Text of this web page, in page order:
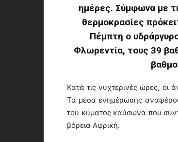
ημέρες. Σύμφωνα με
θερμοκρασίες
Πέμπτη ο
Φλωρεντία, τους 39
Κατά τις νυχτερινές ώρες, οι
Τα μέσα ενημέρωσης
του κύματος καύσωνα που
βόρεια Αφρική.